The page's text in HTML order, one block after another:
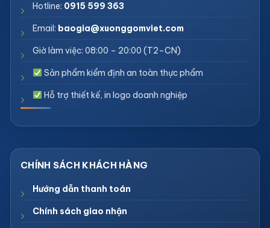
Hotline: 0915 599 363
Email: baogia@xuonggomviet.com
Giờ làm việc: 08:00 – 20:00 (T2–CN)
Sản phẩm kiểm định an toàn thực phẩm
Hỗ trợ thiết kế, in logo doanh nghiệp
Hướng dẫn thanh toán
Chính sách giao nhận